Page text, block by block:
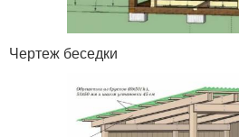
Чертеж беседки